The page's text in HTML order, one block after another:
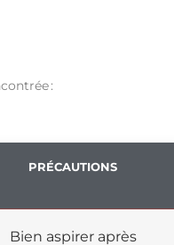
:
PRÉCAUTIONS
Bien aspirer après